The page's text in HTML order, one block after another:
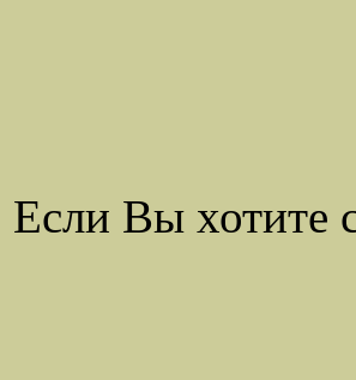
Если Вы хотите